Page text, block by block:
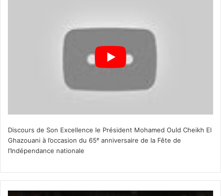
Discours de Son Excellence le Président Mohamed Ould Cheikh El
Ghazouani à l’occasion du 65ᵉ anniversaire de la Fête de
l’Indépendance nationale